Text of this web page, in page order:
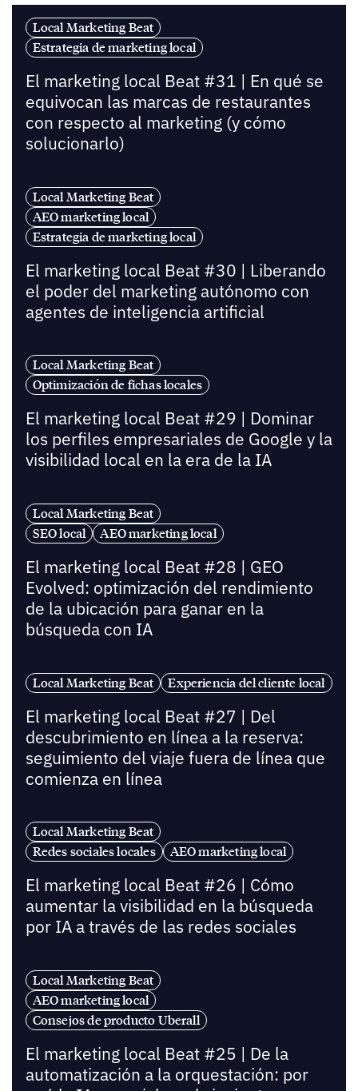
Local Marketing Beat
Estrategia de marketing local
El marketing local Beat #31 | En qué se
equivocan las marcas de restaurantes
con respecto al marketing (y cómo
solucionarlo)
Local Marketing Beat
AEO marketing local
Estrategia de marketing local
El marketing local Beat #30 | Liberando
el poder del marketing autónomo con
agentes de inteligencia artificial
Local Marketing Beat
Optimización de fichas locales
El marketing local Beat #29 | Dominar
los perfiles empresariales de Google y la
visibilidad local en la era de la IA
Local Marketing Beat
SEO local
AEO marketing local
El marketing local Beat #28 | GEO
Evolved: optimización del rendimiento
de la ubicación para ganar en la
búsqueda con IA
Local Marketing Beat Experiencia del cliente local
El marketing local Beat #27 | Del
descubrimiento en línea a la reserva:
seguimiento del viaje fuera de línea que
comienza en línea
Local Marketing Beat
Redes sociales locales
AEO marketing local
El marketing local Beat #26 | Cómo
aumentar la visibilidad en la búsqueda
por IA a través de las redes sociales
Local Marketing Beat
AEO marketing local
Consejos de producto Uberall
El marketing local Beat #25 | De la
automatización a la orquestación: por